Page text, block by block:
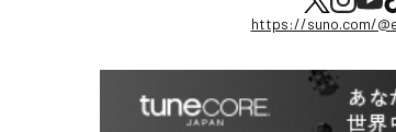
https://suno.com/